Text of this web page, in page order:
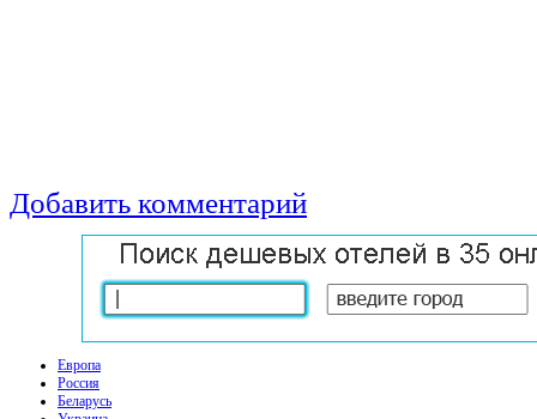
Добавить комментарий
Европа
Россия
Беларусь